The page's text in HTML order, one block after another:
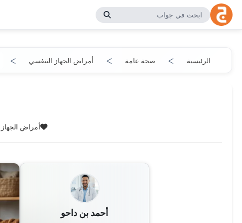
أمراض الجهاز التنفسي صحة عامة الرئيسية
الفئة:أمراض
أحمد بن داحو